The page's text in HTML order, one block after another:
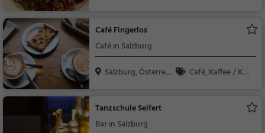
Café Fingerlos
Café in Salzburg
Salzburg, Österreic
Café, Kaffee / Kuc
ren, Snacks / Getränk
Tanzschule Seifert
Bar in Salzburg